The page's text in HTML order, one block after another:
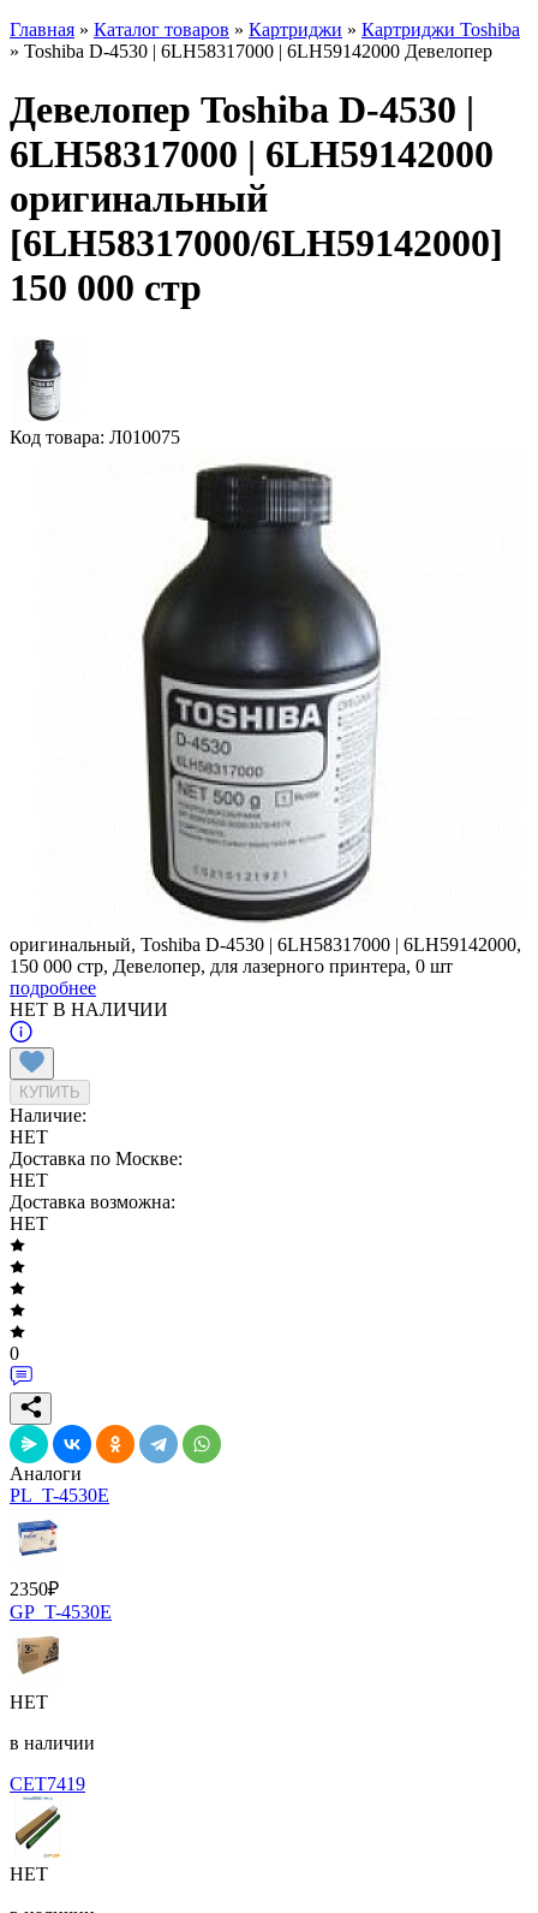
Главная » Каталог товаров » Картриджи » Картриджи Toshiba
» Toshiba D-4530 | 6LH58317000 | 6LH59142000 Девелопер
Девелопер Toshiba D-4530 |
6LH58317000 | 6LH59142000
оригинальный
[6LH58317000/6LH59142000]
150 000 стр
Код товара: Л010075
оригинальный, Toshiba D-4530 | 6LH58317000 | 6LH59142000,
150 000 стр, Девелопер, для лазерного принтера, 0 шт
подробнее
НЕТ В НАЛИЧИИ
КУПИТЬ
Наличие:
НЕТ
Доставка по Москве:
НЕТ
Доставка возможна:
НЕТ
0
Аналоги
PL_T-4530E
2350₽
GP_T-4530E
НЕТ
в наличии
CET7419
НЕТ